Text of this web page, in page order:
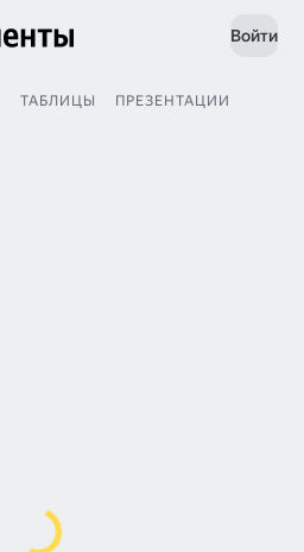
Войти
ТАБЛИЦЫ ПРЕЗЕНТАЦИИ